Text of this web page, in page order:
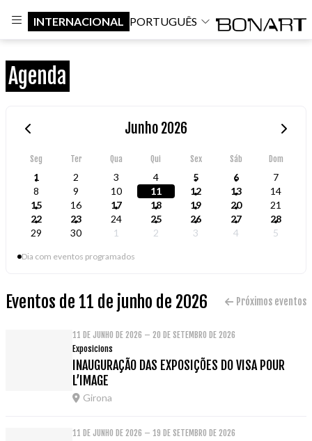
INTERNACIONAL PORTUGUÊS
Agenda
Junho 2026
Seg Ter Qua Qui Sex Sáb Dom
1 2 3 4 5 6
7
8
9 10 11 12 13
14
15
16 17 18 19 20
21
22
23 24 25 26 27
28
29
30 1 2 3 4 5
Dia com eventos programados
Eventos de 11 de junho de 2026 Próximos eventos
11 DE JUNHO DE 2026 – 20 DE SETEMBRO DE 2026
Exposicions
INAUGURAÇÃO DAS EXPOSIÇÕES DO VISA POUR
L’IMAGE
Girona
11 DE JUNHO DE 2026 – 19 DE SETEMBRO DE 2026